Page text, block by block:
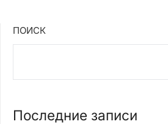
ПОИСК
Последние записи